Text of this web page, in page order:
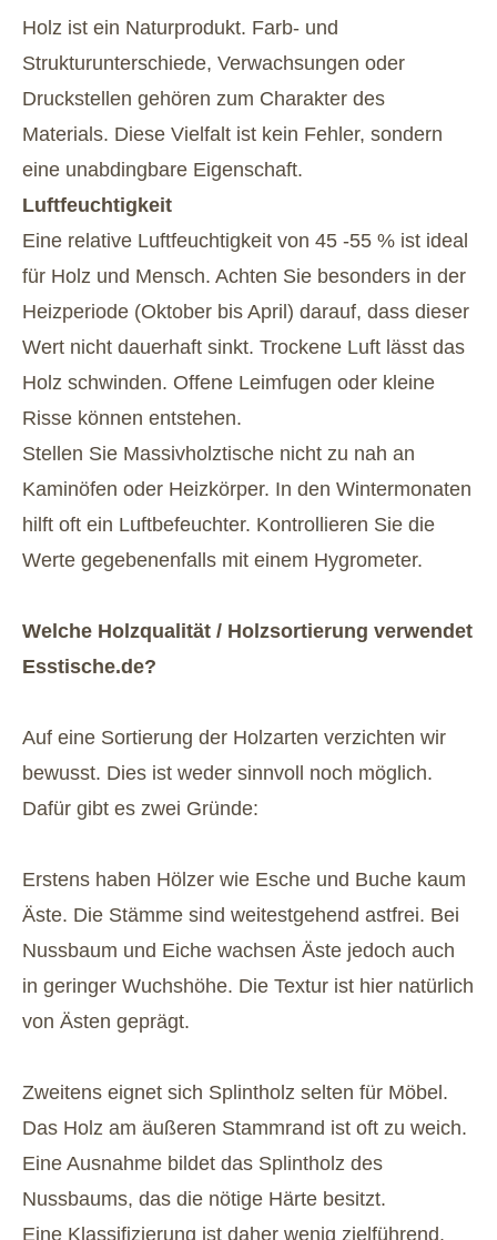
Holz ist ein Naturprodukt. Farb- und
Strukturunterschiede, Verwachsungen oder
Druckstellen gehören zum Charakter des
Materials. Diese Vielfalt ist kein Fehler, sondern
eine unabdingbare Eigenschaft.
Luftfeuchtigkeit
Eine relative Luftfeuchtigkeit von 45 -55 % ist ideal
für Holz und Mensch. Achten Sie besonders in der
Heizperiode (Oktober bis April) darauf, dass dieser
Wert nicht dauerhaft sinkt. Trockene Luft lässt das
Holz schwinden. Offene Leimfugen oder kleine
Risse können entstehen.
Stellen Sie Massivholztische nicht zu nah an
Kaminöfen oder Heizkörper. In den Wintermonaten
hilft oft ein Luftbefeuchter. Kontrollieren Sie die
Werte gegebenenfalls mit einem Hygrometer.
Welche Holzqualität / Holzsortierung verwendet
Esstische.de?
Auf eine Sortierung der Holzarten verzichten wir
bewusst. Dies ist weder sinnvoll noch möglich.
Dafür gibt es zwei Gründe:
Erstens haben Hölzer wie Esche und Buche kaum
Äste. Die Stämme sind weitestgehend astfrei. Bei
Nussbaum und Eiche wachsen Äste jedoch auch
in geringer Wuchshöhe. Die Textur ist hier natürlich
von Ästen geprägt.
Zweitens eignet sich Splintholz selten für Möbel.
Das Holz am äußeren Stammrand ist oft zu weich.
Eine Ausnahme bildet das Splintholz des
Nussbaums, das die nötige Härte besitzt.
Eine Klassifizierung ist daher wenig zielführend.